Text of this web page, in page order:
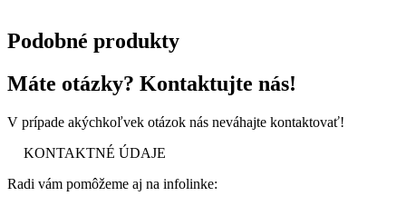
Podobné produkty
Máte otázky? Kontaktujte nás!
V prípade akýchkoľvek otázok nás neváhajte kontaktovať!
KONTAKTNÉ ÚDAJE
Radi vám pomôžeme aj na infolinke: